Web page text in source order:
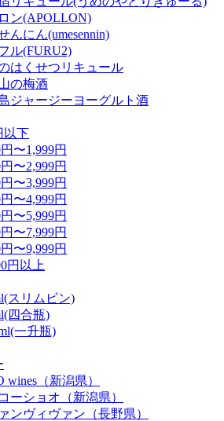
ン(APOLLON)
んにん(umesennin)
ル(FURU2)
はくせつリキュール
の梅酒
ジャージーヨーグルト酒
以下
〜1,999円
〜2,999円
〜3,999円
〜4,999円
〜5,999円
〜7,999円
〜9,999円
円以上
スリムビン)
四合瓶)
一升瓶)
wines（新潟県）
ーショオ（新潟県）
ンヴィヴァン（長野県）